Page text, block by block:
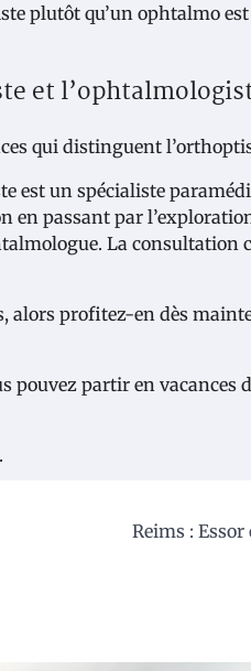
plutôt qu’un ophtalmo
et
qui distinguent
est un spécialiste
en passant par
La consultation
alors profitez-en dès
pouvez partir en vacances
Reims :